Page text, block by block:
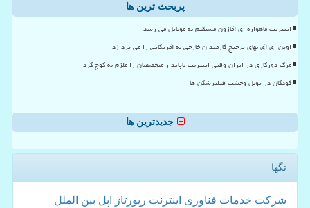
پربحث ترین ها
اینترنت ماهواره ای آمازون مستقیم به موبایل می رسد
اوپن ای آی بهای ترجیح کارمندان خارجی به آمریکایی را می پردازد
مرگ دورکاری در ایران وقتی اینترنت ناپایدار متخصصان را ملزم به کوچ کرد
کودکان در تونل وحشت فیلترشکن ها
جدیدترین ها
تگها
شركت خدمات فناوری اینترنت رپورتاژ اپل بین الملل